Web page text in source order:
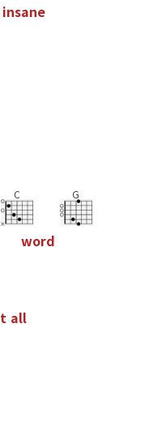
insane
C
word
G
t all